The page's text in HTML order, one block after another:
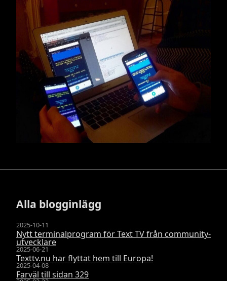
Alla blogginlägg
2025-10-11
Nytt terminalprogram för Text TV från community-
utvecklare
2025-06-21
Texttv.nu har flyttat hem till Europa!
2025-04-08
Farväl till sidan 329